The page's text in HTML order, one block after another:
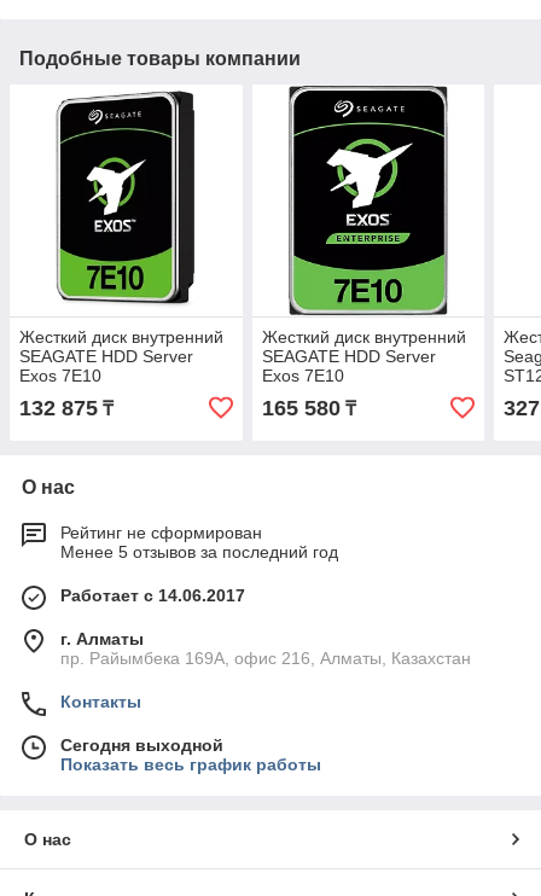
Подобные товары компании
Жесткий диск внутренний
SEAGATE HDD Server
Exos 7E10
ST2000NM017B
132 875 ₸
Жесткий диск внутренний
SEAGATE HDD Server
Exos 7E10
ST4000NM025B
165 580₸
О нас
Рейтинг не сформирован
Менее 5 отзывов за последний год
Работает с 14.06.2017
г. Алматы
пр. Райымбека 169А, офис 216, Алматы, Казахстан
Контакты
Сегодня выходной
Показать весь график работы
О нас